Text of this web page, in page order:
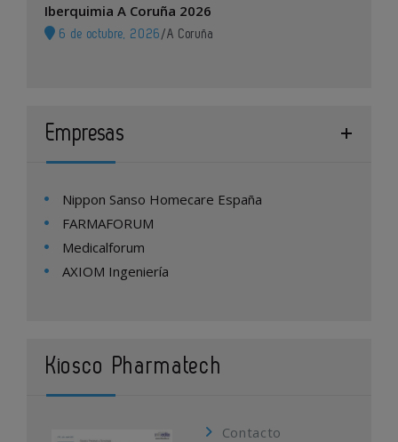
Iberquimia A Coruña 2026
6 de octubre, 2026 /A Coruña
Empresas
Nippon Sanso Homecare España
FARMAFORUM
Medicalforum
AXIOM Ingeniería
Kiosco Pharmatech
Contacto